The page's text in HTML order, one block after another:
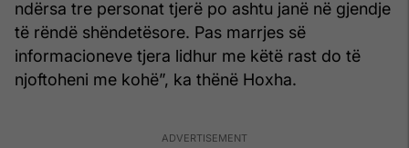
ndërsa tre personat tjerë po ashtu janë në gjendje
të rëndë shëndetësore. Pas marrjes së
informacioneve tjera lidhur me këtë rast do të
njoftoheni me kohë”, ka thënë Hoxha.